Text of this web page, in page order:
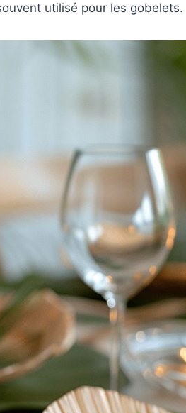
utilisé pour les gobelets.